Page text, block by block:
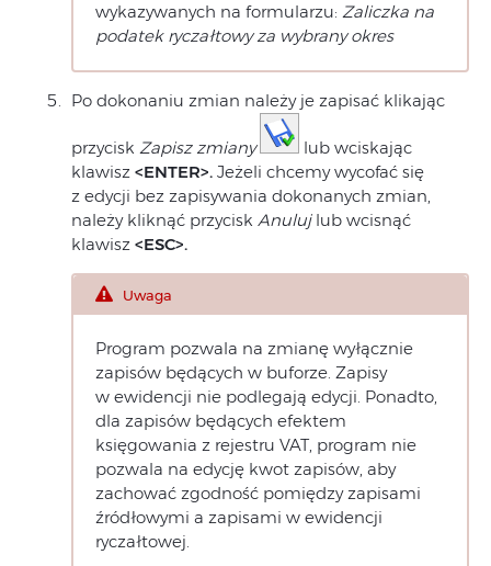
wykazywanych na formularzu: Zaliczka na
podatek ryczałtowy za wybrany okres
Po dokonaniu zmian należy je zapisać klikając
przycisk Zapisz zmiany
lub wciskając
klawisz <ENTER>. Jeżeli chcemy wycofać się
z edycji bez zapisywania dokonanych zmian,
należy kliknąć przycisk Anulujlub wcisnąć
klawisz <ESC>.
Uwaga
Program pozwala na zmianę wyłącznie
zapisów będących w buforze. Zapisy
w ewidencji nie podlegają edycji. Ponadto,
dla zapisów będących efektem
księgowania z rejestru VAT, program nie
pozwala na edycję kwot zapisów, aby
zachować zgodność pomiędzy zapisami
źródłowymi a zapisami w ewidencji
ryczałtowej.